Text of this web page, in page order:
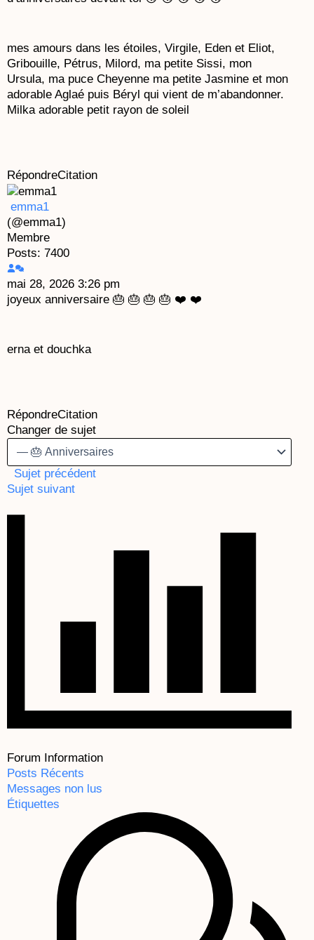
mes amours dans les étoiles, Virgile, Eden et Eliot,
Gribouille, Pétrus, Milord, ma petite Sissi, mon
Ursula, ma puce Cheyenne ma petite Jasmine et mon
adorable Aglaé puis Béryl qui vient de m’abandonner.
Milka adorable petit rayon de soleil
RépondreCitation
emma1
(@emma1)
Membre
Posts: 7400
mai 28, 2026 3:26 pm
joyeux anniversaire 🎂 🎂 🎂 🎂 ❤️ ❤️
erna et douchka
RépondreCitation
Changer de sujet
Sujet précédent
Sujet suivant
Forum Information
Posts Récents
Messages non lus
Étiquettes